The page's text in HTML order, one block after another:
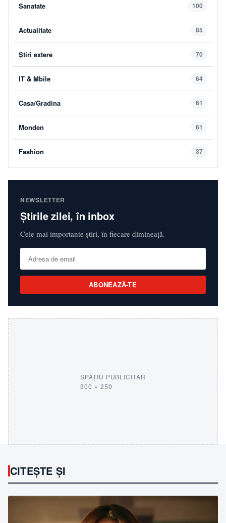
Sanatate 100
Actualitate 85
Știri extere 70
IT & Mbile 64
Casa/Gradina 61
Monden 61
Fashion 37
NEWSLETTER
Știrile zilei, în inbox
Cele mai importante știri, în fiecare dimineață.
ABONEAZĂ-TE
SPAȚIU PUBLICITAR
300 × 250
CITEȘTE ȘI